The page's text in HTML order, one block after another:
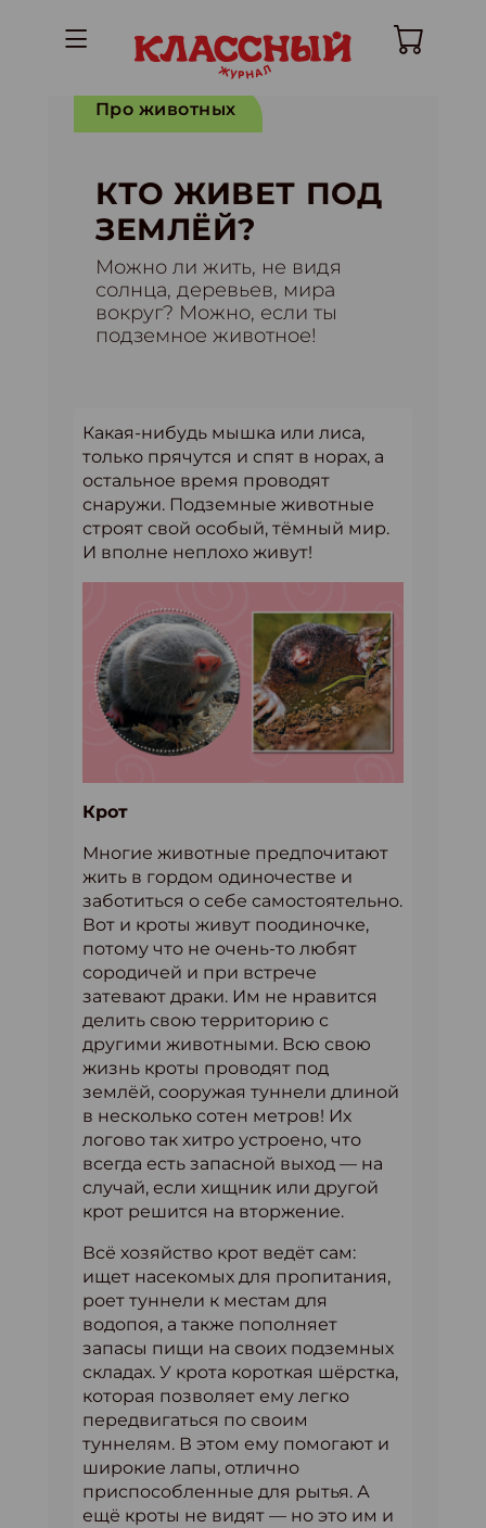
Про животных
КТО ЖИВЕТ ПОД
ЗЕМЛЁЙ?
Можно ли жить, не видя
солнца, деревьев, мира
вокруг? Можно, если ты
подземное животное!
Какая-нибудь мышка или лиса,
только прячутся и спят в норах, а
остальное время проводят
снаружи. Подземные животные
строят свой особый, тёмный мир.
И вполне неплохо живут!
Крот
Многие животные предпочитают
жить в гордом одиночестве и
заботиться о себе самостоятельно.
Вот и кроты живут поодиночке,
потому что не очень-то любят
сородичей и при встрече
затевают драки. Им не нравится
делить свою территорию с
другими животными. Всю свою
жизнь кроты проводят под
землёй, сооружая туннели длиной
в несколько сотен метров! Их
логово так хитро устроено, что
всегда есть запасной выход — на
случай, если хищник или другой
крот решится на вторжение.
Всё хозяйство крот ведёт сам:
ищет насекомых для пропитания,
роет туннели к местам для
водопоя, а также пополняет
запасы пищи на своих подземных
складах. У крота короткая шёрстка,
которая позволяет ему легко
передвигаться по своим
туннелям. В этом ему помогают и
широкие лапы, отлично
приспособленные для рытья. А
ещё кроты не видят — но это им и